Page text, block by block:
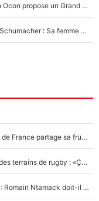
Comme pour le final du Tour de France, Esteban Ocon propose un Grand Prix de Formule 1 à Paris : «Autour de l’Arc de Triomphe, ce serait génial» !
Nouvelle rumeur autour de la santé de Michael Schumacher : Sa femme Corinna sort du silence
Mis de côté par Fabien Galthié, un joueur du XV de France partage sa frustration : «ils ne me l’ont pas dit tout de suite»
La raison d'être de Matthieu Jalibert en dehors des terrains de rugby : «Ça m'atteint autant que si tu touches à un membre de ma famille»
XV de France - Matthieu Jalibert a tout changé : Romain Ntamack doit-il s’inquiéter pour sa place à un an de la Coupe du monde ?